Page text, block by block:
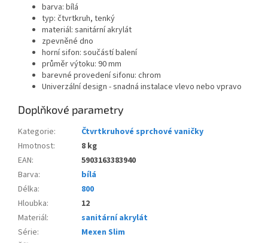
barva: bílá
typ: čtvrtkruh, tenký
materiál: sanitární akrylát
zpevněné dno
horní sifon: součástí balení
průměr výtoku: 90 mm
barevné provedení sifonu: chrom
Univerzální design - snadná instalace vlevo nebo vpravo
Doplňkové parametry
Kategorie:
Čtvrtkruhové sprchové vaničky
Hmotnost:
8 kg
EAN:
5903163383940
Barva:
bílá
Délka:
800
Hloubka:
12
Materiál:
sanitární akrylát
Série:
Mexen Slim